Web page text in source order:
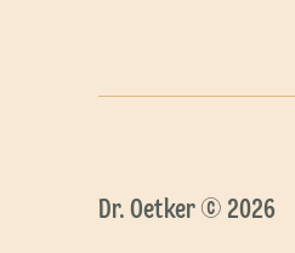
Dr. Oetker © 2026